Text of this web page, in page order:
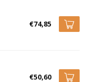
€74,85
€50,60